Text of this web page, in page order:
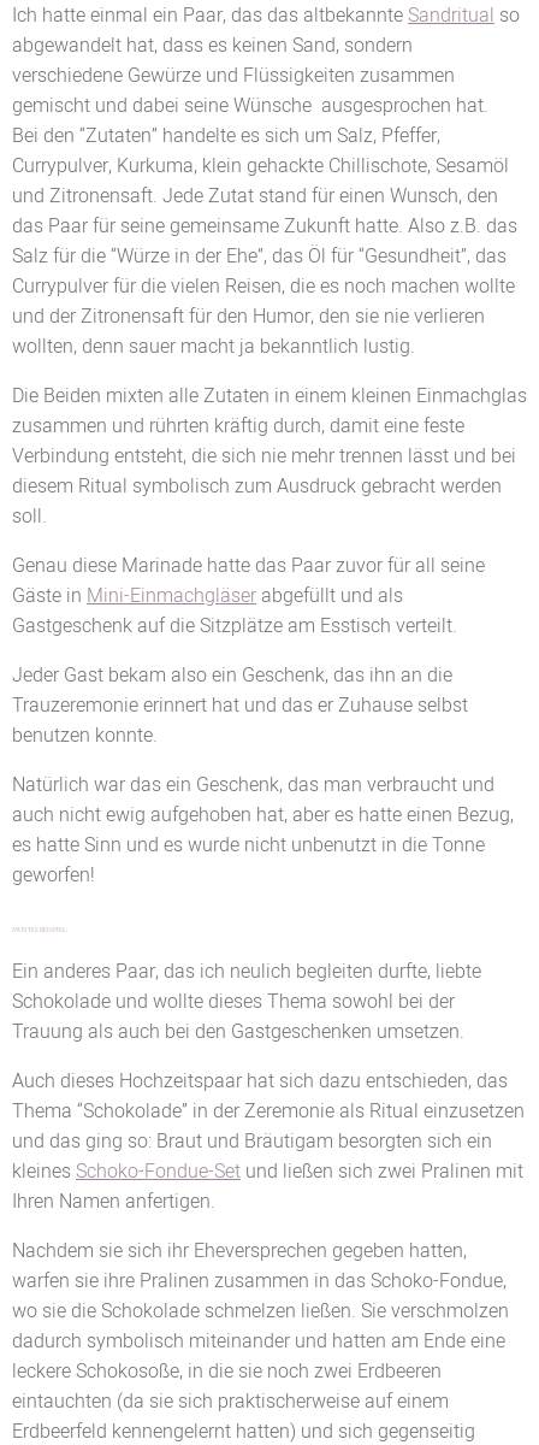
Ich hatte einmal ein Paar, das das altbekannteSandritual so
abgewandelt hat, dass es keinen Sand, sondern
verschiedene Gewürze und Flüssigkeiten zusammen
gemischt und dabei seine Wünsche ausgesprochen hat.
Bei den “Zutaten” handelte es sich um Salz, Pfeffer,
Currypulver, Kurkuma, klein gehackte Chillischote, Sesamöl
und Zitronensaft. Jede Zutat stand für einen Wunsch, den
das Paar für seine gemeinsame Zukunft hatte. Also z.B. das
Salz für die “Würze in der Ehe”, das Öl für “Gesundheit”, das
Currypulver für die vielen Reisen, die es noch machen wollte
und der Zitronensaft für den Humor, den sie nie verlieren
wollten, denn sauer macht ja bekanntlich lustig.
Die Beiden mixten alle Zutaten in einem kleinen Einmachglas
zusammen und rührten kräftig durch, damit eine feste
Verbindung entsteht, die sich nie mehr trennen lässt und bei
diesem Ritual symbolisch zum Ausdruck gebracht werden
soll.
Genau diese Marinade hatte das Paar zuvor für all seine
Gäste in Mini-Einmachgläserabgefüllt und als
Gastgeschenk auf die Sitzplätze am Esstisch verteilt.
Jeder Gast bekam also ein Geschenk, das ihn an die
Trauzeremonie erinnert hat und das er Zuhause selbst
benutzen konnte.
Natürlich war das ein Geschenk, das man verbraucht und
auch nicht ewig aufgehoben hat, aber es hatte einen Bezug,
es hatte Sinn und es wurde nicht unbenutzt in die Tonne
geworfen!
ZWEITES BEISPIEL:
Ein anderes Paar, das ich neulich begleiten durfte, liebte
Schokolade und wollte dieses Thema sowohl bei der
Trauung als auch bei den Gastgeschenken umsetzen.
Auch dieses Hochzeitspaar hat sich dazu entschieden, das
Thema “Schokolade” in der Zeremonie als Ritual einzusetzen
und das ging so: Braut und Bräutigam besorgten sich ein
kleinesSchoko-Fondue-Set und ließen sich zwei Pralinen mit
Ihren Namen anfertigen.
Nachdem sie sich ihr Eheversprechen gegeben hatten,
warfen sie ihre Pralinen zusammen in das Schoko-Fondue,
wo sie die Schokolade schmelzen ließen. Sie verschmolzen
dadurch symbolisch miteinander und hatten am Ende eine
leckere Schokosoße, in die sie noch zwei Erdbeeren
eintauchten (da sie sich praktischerweise auf einem
Erdbeerfeld kennengelernt hatten) und sich gegenseitig